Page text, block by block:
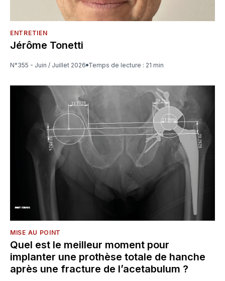
ENTRETIEN
Jérôme Tonetti
N°355 - Juin / Juillet 2026 Temps de lecture : 21 min
MISE AU POINT
Quel est le meilleur moment pour
implanter une prothèse totale de hanche
après une fracture de l’acetabulum ?